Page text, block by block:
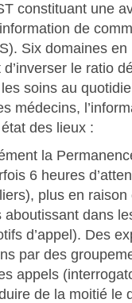
constituant une
de
Six domaines
le ratio
soins au
médecins,
des lieux :
la
6 heures
plus en raison
dans
d’appel). Des
par des
appels
de la moitié le